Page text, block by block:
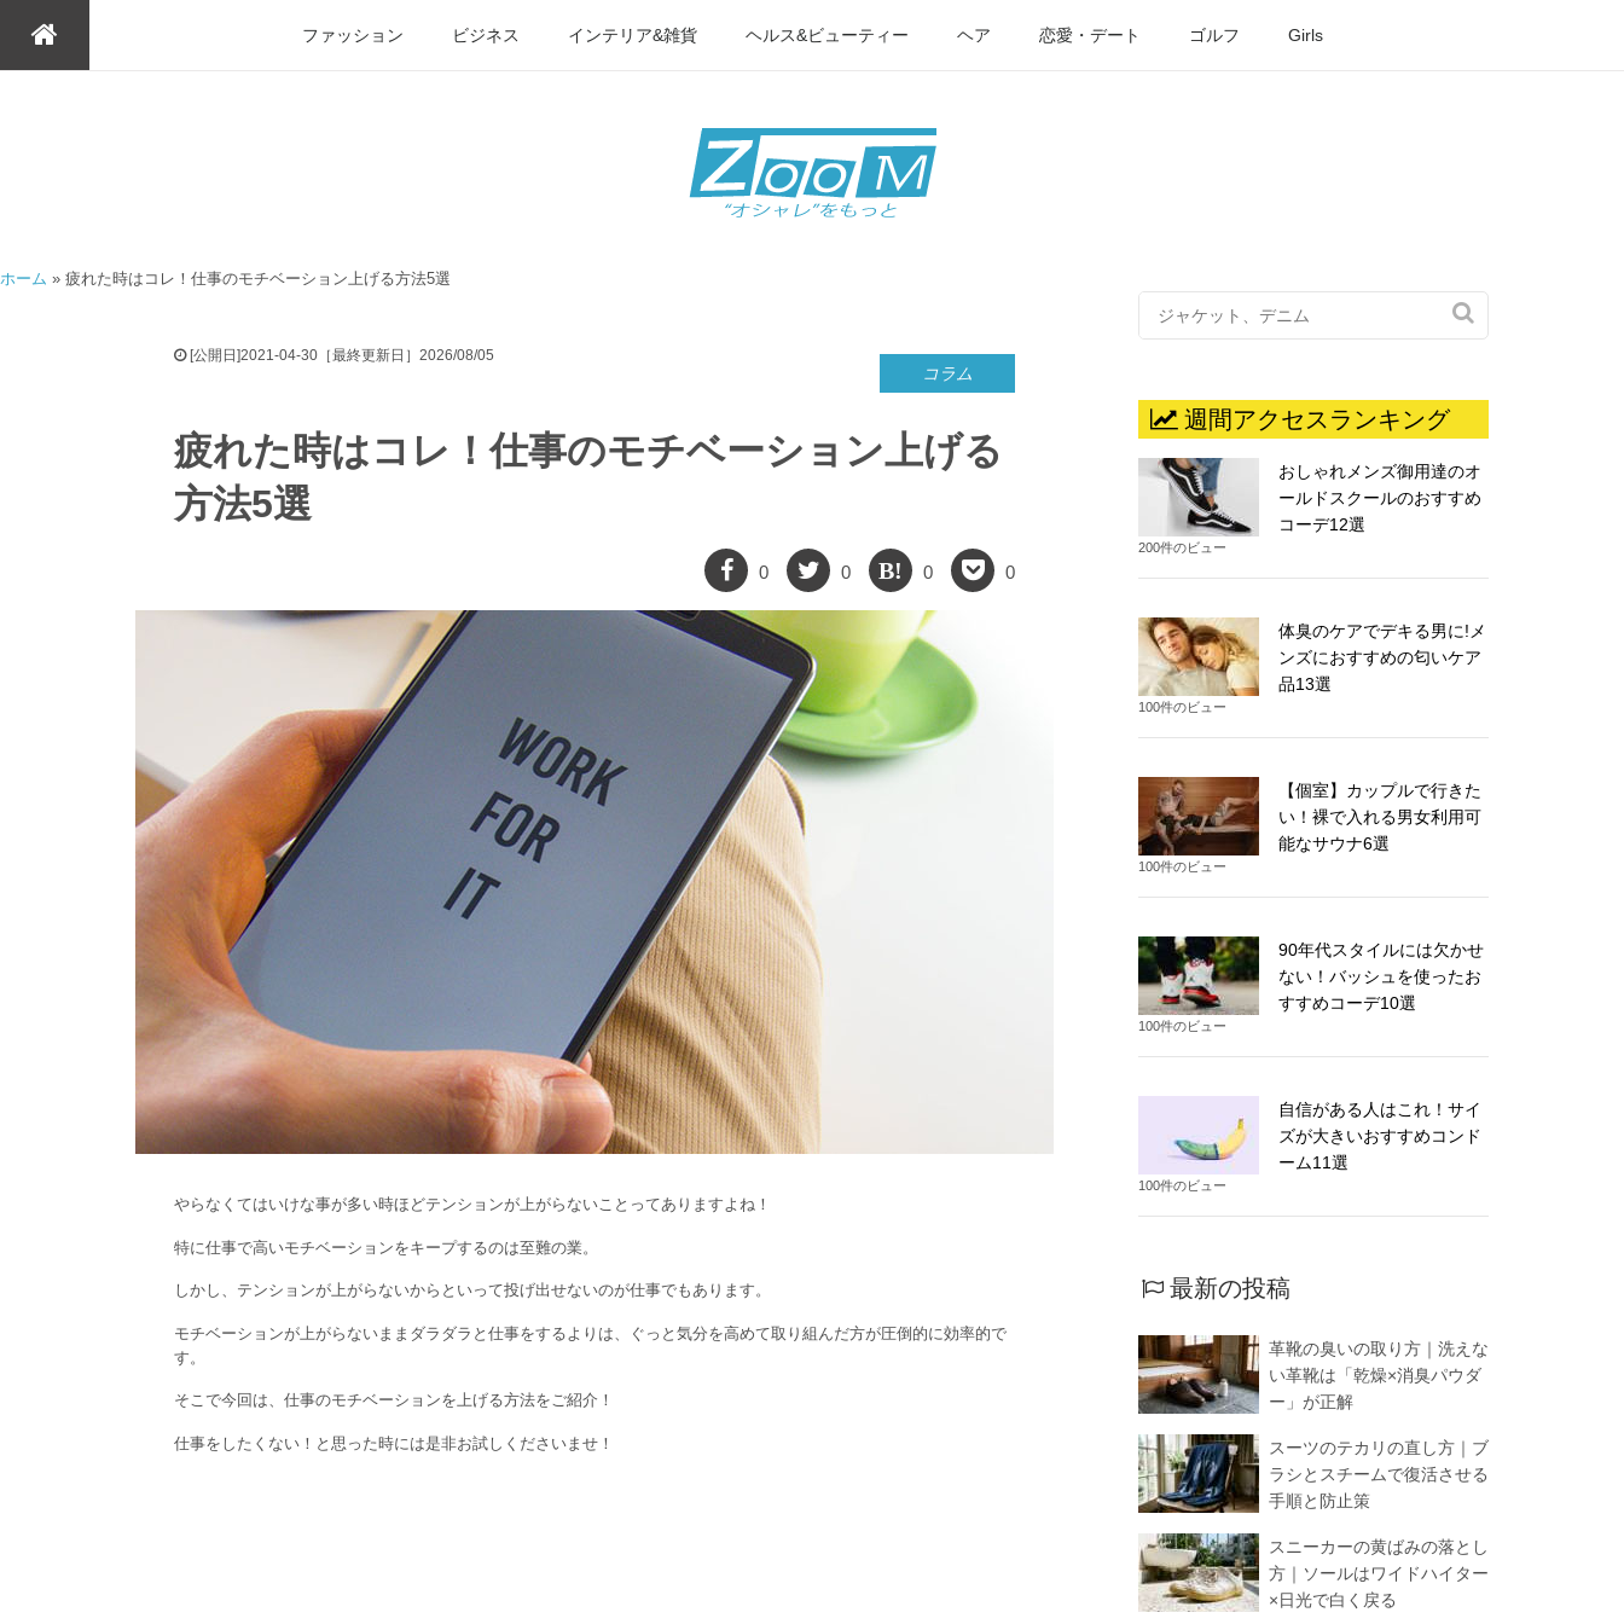
ファッション ビジネス インテリア&雑貨 ヘルス&ビューティー ヘア 恋愛・デート ゴルフ Girls
ホーム » 疲れた時はコレ！仕事のモチベーション上げる方法5選
[公開日]2021-04-30［最終更新日］2026/08/05
コラム
疲れた時はコレ！仕事のモチベーション上げる
方法5選
0 0 0 0
やらなくてはいけな事が多い時ほどテンションが上がらないことってありますよね！
特に仕事で高いモチベーションをキープするのは至難の業。
しかし、テンションが上がらないからといって投げ出せないのが仕事でもあります。
モチベーションが上がらないままダラダラと仕事をするよりは、ぐっと気分を高めて取り組んだ方が圧倒的に効率的で
す。
そこで今回は、仕事のモチベーションを上げる方法をご紹介！
仕事をしたくない！と思った時には是非お試しくださいませ！

週間アクセスランキング
おしゃれメンズ御用達のオ
ールドスクールのおすすめ
コーデ12選
200件のビュー
体臭のケアでデキる男に!メ
ンズにおすすめの匂いケア
品13選
100件のビュー
【個室】カップルで行きた
い！裸で入れる男女利用可
能なサウナ6選
100件のビュー
90年代スタイルには欠かせ
ない！バッシュを使ったお
すすめコーデ10選
100件のビュー
自信がある人はこれ！サイ
ズが大きいおすすめコンド
ーム11選
100件のビュー
最新の投稿
革靴の臭いの取り方｜洗えな
い革靴は「乾燥×消臭パウダ
ー」が正解
スーツのテカリの直し方｜ブ
ラシとスチームで復活させる
手順と防止策
スニーカーの黄ばみの落とし
方｜ソールはワイドハイター
×日光で白く戻る